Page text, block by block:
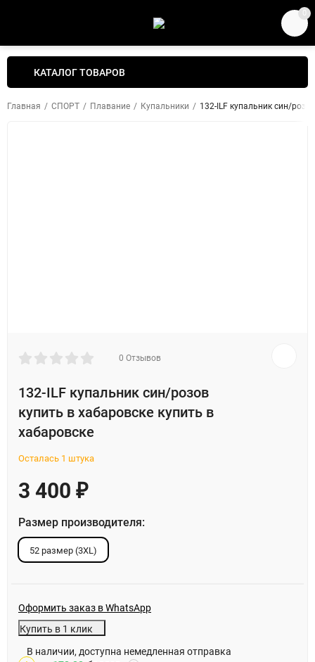
0
КАТАЛОГ ТОВАРОВ
Главная / СПОРТ / Плавание / Купальники / 132-ILF купальник син/
0 Отзывов
132-ILF купальник син/розов
купить в хабаровске купить в
хабаровске
Осталась 1 штука
3 400 ₽
Размер производителя:
52 размер (3XL)
Оформить заказ в WhatsApp
Купить в 1 клик
В наличии, доступна немедленная отправка